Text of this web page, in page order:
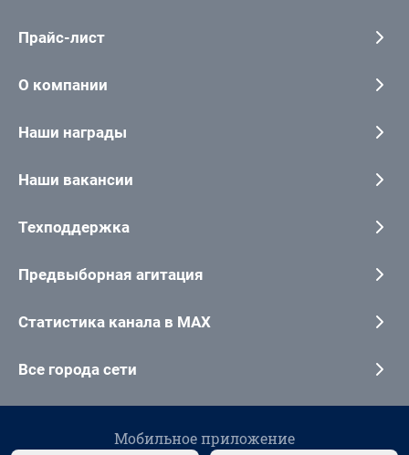
Прайс-лист
О компании
Наши награды
Наши вакансии
Техподдержка
Предвыборная агитация
Статистика канала в MAX
Все города сети
Мобильное приложение